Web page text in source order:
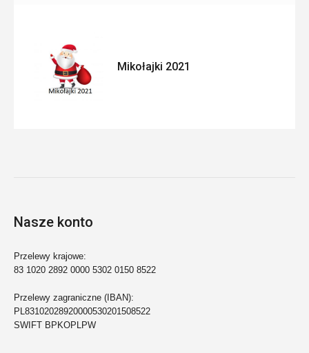
Mikołajki 2021
Nasze konto
Przelewy krajowe:
83 1020 2892 0000 5302 0150 8522
Przelewy zagraniczne (IBAN):
PL83102028920000530201508522
SWIFT BPKOPLPW